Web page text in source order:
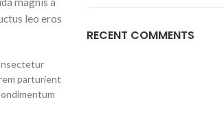
leo eros
parturient
RECENT COMMENTS